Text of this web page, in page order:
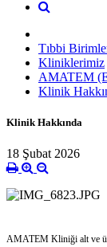
Tıbbi
Kliniklerimiz
AMATEM
Klinik
Klinik Hakkında
18 Şubat 2026
AMATEM Kliniği alt ve